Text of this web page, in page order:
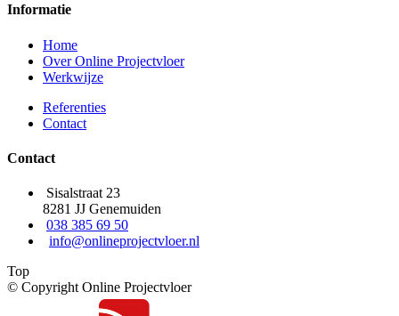
Informatie
Home
Over Online Projectvloer
Werkwijze
Referenties
Contact
Contact
Sisalstraat 23
8281 JJ Genemuiden
038 385 69 50
info@onlineprojectvloer.nl
Top
© Copyright Online Projectvloer